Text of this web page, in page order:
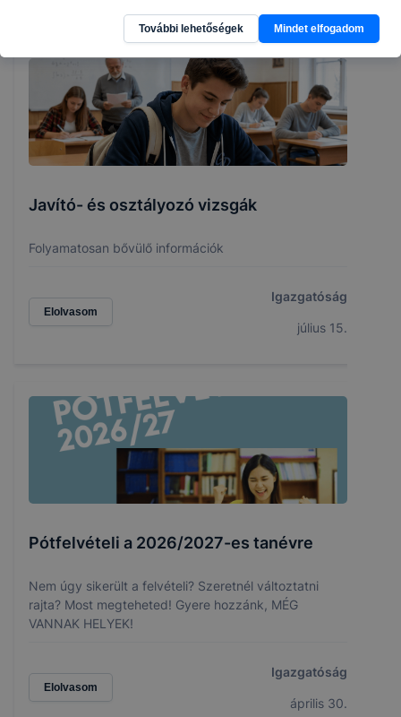
Javító- és osztályozó vizsgák
Folyamatosan bővülő információk
Elolvasom
Igazgatóság
július 15.
Pótfelvételi a 2026/2027-es tanévre
Nem úgy sikerült a felvételi? Szeretnél változtatni
rajta? Most megteheted! Gyere hozzánk, MÉG
VANNAK HELYEK!
Elolvasom
Igazgatóság
április 30.
További lehetőségek Mindet elfogadom